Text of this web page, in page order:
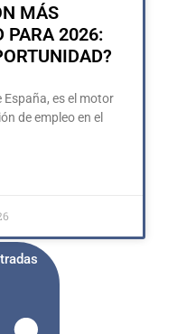
MÁS
PARA 2026:
es el motor
de empleo en el